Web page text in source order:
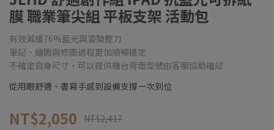
膜 職業筆尖組 平板支架 活動包
有效減緩76%藍光與姿勢壓力
筆記、繪圖與修圖過程更加順暢穩定
不確定自身尺寸，可以提供機台背面型號由客服協助確認
從用眼舒適、書寫手感到設備支撐一次到位
NT$2,050 NT$2,417